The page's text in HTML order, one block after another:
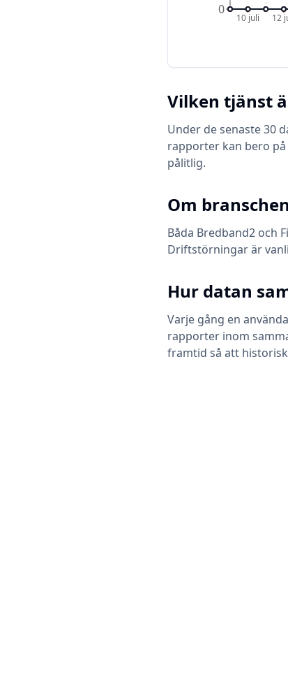
10 juli 12
0
Vilken tjänst
Under de senaste 30
rapporter kan bero
pålitlig.
Om branschen
Båda Bredband2 och
Driftstörningar är
Hur datan
Varje gång en
rapporter inom
framtid så att